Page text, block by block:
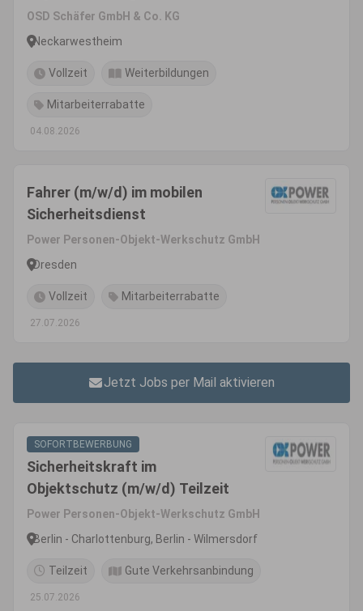
(kerntechnische Einrichtung)
OSD Schäfer GmbH & Co. KG
Neckarwestheim
Vollzeit Weiterbildungen
Mitarbeiterrabatte
04.08.2026
Fahrer (m/w/d) im mobilen
Sicherheitsdienst
Power Personen-Objekt-Werkschutz GmbH
Dresden
Vollzeit Mitarbeiterrabatte
27.07.2026
Jetzt Jobs per Mail aktivieren
SOFORTBEWERBUNG
Sicherheitskraft im
Objektschutz (m/w/d) Teilzeit
Power Personen-Objekt-Werkschutz GmbH
Berlin - Charlottenburg, Berlin - Wilmersdorf
Teilzeit Gute Verkehrsanbindung
25.07.2026